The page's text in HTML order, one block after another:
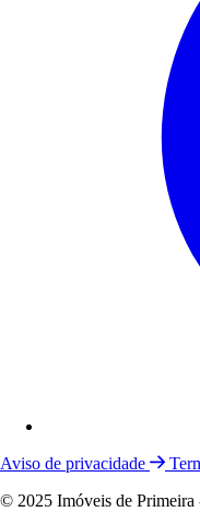
Aviso de privacidade
© 2025 Imóveis de Primeira